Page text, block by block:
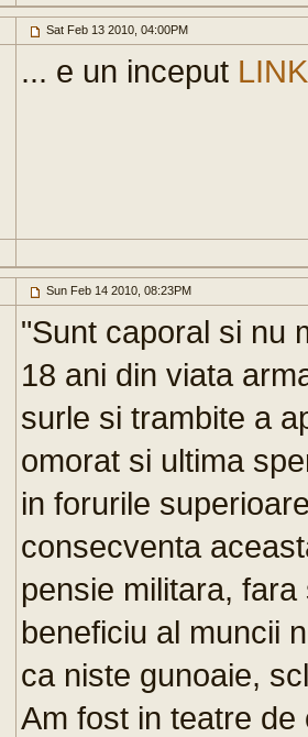
Sat Feb 13 2010, 04:00PM
... e un inceput LINK
Sun Feb 14 2010, 08:23PM
"Sunt caporal si nu
18 ani din viata
surle si trambite a
omorat si ultima
in forurile
consecventa
pensie militara,
beneficiu al muncii
ca niste gunoaie,
Am fost in teatre